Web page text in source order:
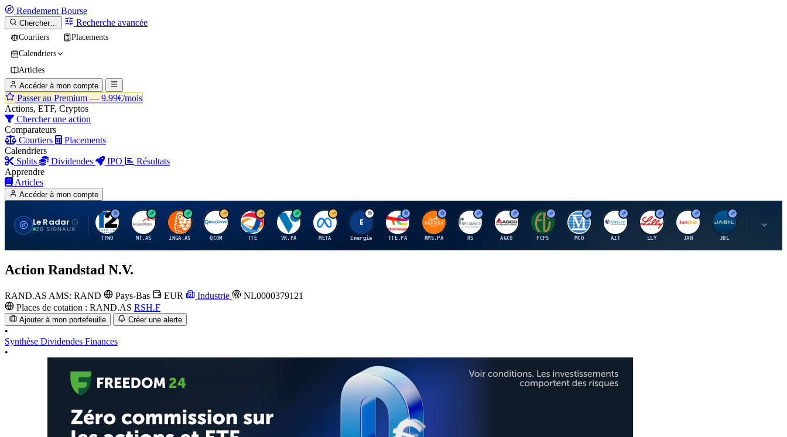
Rendement Bourse
Chercher… Recherche avancée
Courtiers
Placements
Calendriers
Articles
Accéder à mon compte
Passer au Premium — 9.99€/mois
Actions, ETF, Cryptos
Chercher une action
Comparateurs
Courtiers
Placements
Calendriers
Splits
Dividendes IPO
Résultats
Apprendre
Articles
Accéder à mon compte
Le Radar
20 SIGNAUX
T
TTWO
A
MT.AS
I
INGA.AS
Q
QCOM
T
TTE
V
VK.PA
M
META
E
Energie
T
TTE.PA
H
RMS.PA
R
RS
A
AGCO
F
FCFS
M
MCO
A
AIT
E
LLY
J
JAN
J
JBL
P
Action Randstad N.V.
RAND.AS AMS: RAND Pays-Bas EUR Industrie
NL0000379121
Places de cotation : RAND.AS RSH.F
Ajouter à mon portefeuille Créer une alerte
•
Synthèse Dividendes Finances
•